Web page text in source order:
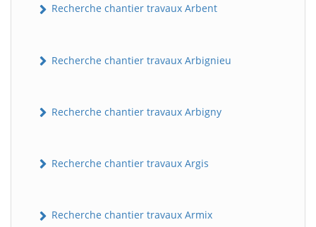
Recherche chantier travaux Arbent
Recherche chantier travaux Arbignieu
Recherche chantier travaux Arbigny
Recherche chantier travaux Argis
Recherche chantier travaux Armix